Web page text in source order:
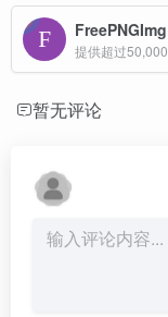
FreePNGImg
暂无评论